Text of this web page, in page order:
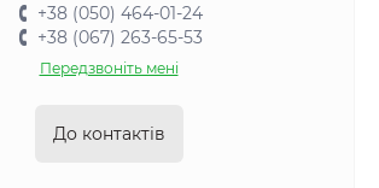
+38 (050) 464-01-24
+38 (067) 263-65-53
Передзвоніть мені
До контактів